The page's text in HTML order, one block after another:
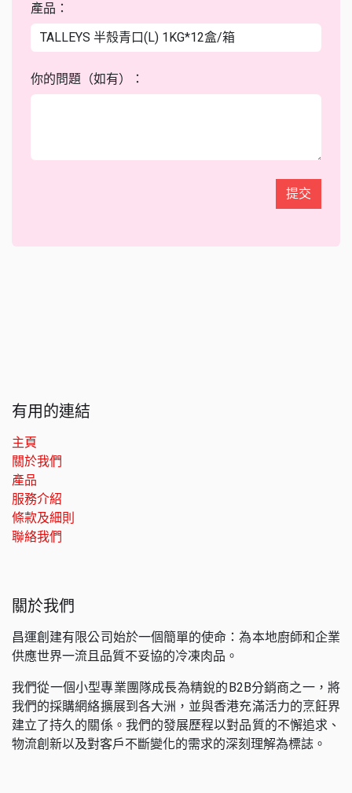
產品：
你的問題（如有）：
提交
有用的連結
主頁
關於我們
產品
服務介紹
條款及細則
聯絡我們
關於我們
昌運創建有限公司始於一個簡單的使命：為本地廚師和企業
供應世界一流且品質不妥協的冷凍肉品。
我們從一個小型專業團隊成長為精銳的B2B分銷商之一，將
我們的採購網絡擴展到各大洲，並與香港充滿活力的烹飪界
建立了持久的關係。我們的發展歷程以對品質的不懈追求、
物流創新以及對客戶不斷變化的需求的深刻理解為標誌。